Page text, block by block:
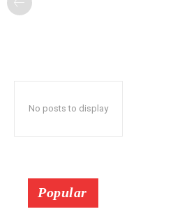
No posts to display
Popular